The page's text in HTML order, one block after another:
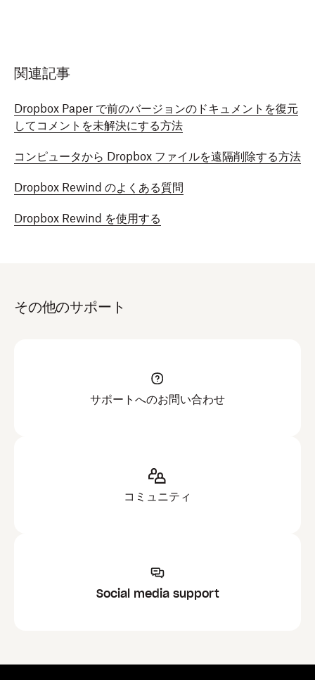
関連記事
Dropbox Paper で前のバージョンのドキュメントを復元
してコメントを未解決にする方法
コンピュータから Dropbox ファイルを遠隔削除する方法
Dropbox Rewind のよくある質問
Dropbox Rewind を使用する
その他のサポート
サポートへのお問い合わせ
コミュニティ
Social media support